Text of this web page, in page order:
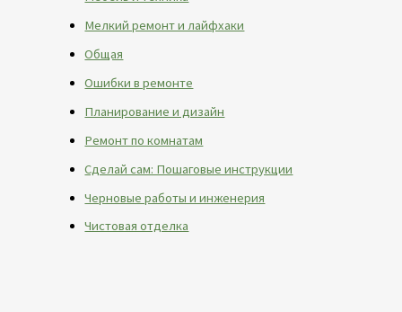
Мелкий ремонт и лайфхаки
Общая
Ошибки в ремонте
Планирование и дизайн
Ремонт по комнатам
Сделай сам: Пошаговые инструкции
Черновые работы и инженерия
Чистовая отделка